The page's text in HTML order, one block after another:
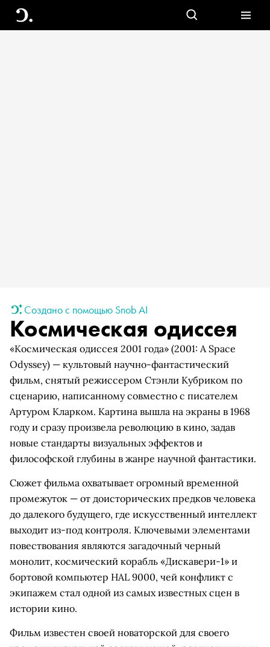
Создано с помощью Snob AI
Космическая одиссея
«Космическая одиссея 2001 года» (2001: A Space
Odyssey) — культовый научно-фантастический
фильм, снятый режиссером Стэнли Кубриком по
сценарию, написанному совместно с писателем
Артуром Кларком. Картина вышла на экраны в 1968
году и сразу произвела революцию в кино, задав
новые стандарты визуальных эффектов и
философской глубины в жанре научной фантастики.
Сюжет фильма охватывает огромный временной
промежуток — от доисторических предков человека
до далекого будущего, где искусственный интеллект
выходит из-под контроля. Ключевыми элементами
повествования являются загадочный черный
монолит, космический корабль «Дискавери-1» и
бортовой компьютер HAL 9000, чей конфликт с
экипажем стал одной из самых известных сцен в
истории кино.
Фильм известен своей новаторской для своего